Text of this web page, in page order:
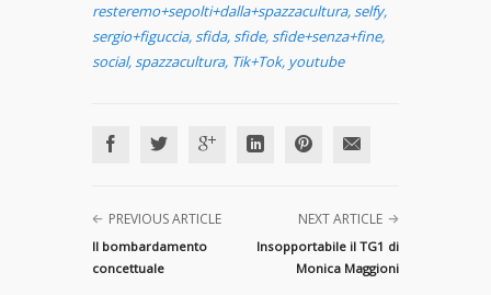
resteremo+sepolti+dalla+spazzacultura,selfy,
sergio+figuccia,sfida,sfide,sfide+senza+fine,
social,spazzacultura, Tik+Tok, youtube
PREVIOUS ARTICLE
Il bombardamento
concettuale
NEXT ARTICLE
Insopportabile il TG1 di
Monica Maggioni